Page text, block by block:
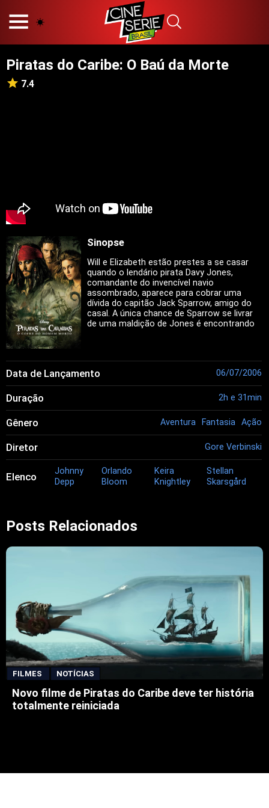
PRINCÍPIOS EDITORIAIS
POLÍTICA DE PRIVACIDADE
Filmes
Novelas
Piratas do Caribe: O Baú da Morte
7.4
Sinopse
Will e Elizabeth estão prestes a se casar
quando o lendário pirata Davy Jones,
comandante do invencível navio
assombrado, aparece para cobrar uma
dívida do capitão Jack Sparrow, amigo do
casal. A única chance de Sparrow se livrar
de uma maldição de Jones é encontrando
Data de Lançamento 06/07/2006
Duração 2h e 31min
Gênero Aventura Fantasia Ação
Diretor Gore Verbinski
Elenco
Johnny
Depp
Orlando
Bloom
Keira
Knightley
Stellan
Skarsgård
Posts Relacionados
FILMES NOTÍCIAS
Novo filme de Piratas do Caribe deve ter história
totalmente reiniciada